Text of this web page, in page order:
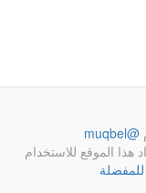
@muqbel
الموقع للاستخدام
للمفضلة